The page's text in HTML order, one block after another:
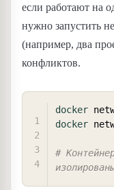
если работают на
нужно запустить
(например, два
конфликтов.
docker
docker
#